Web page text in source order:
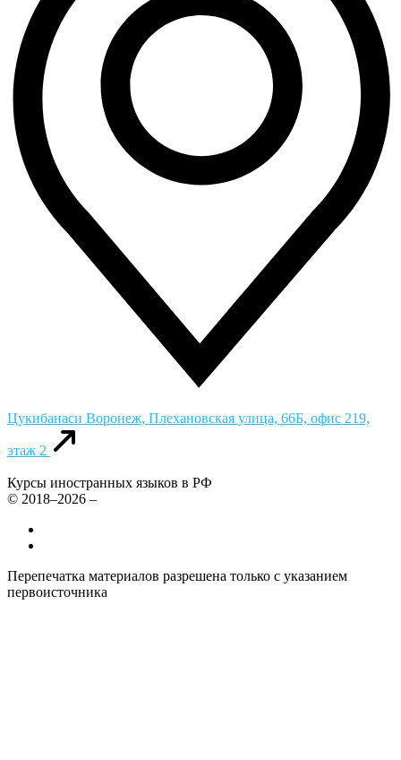
Цукибанаси Воронеж, Плехановская улица, 66Б, офис 219,
этаж 2
Курсы иностранных языков в РФ
© 2018–2026 –
Перепечатка материалов разрешена только с указанием
первоисточника